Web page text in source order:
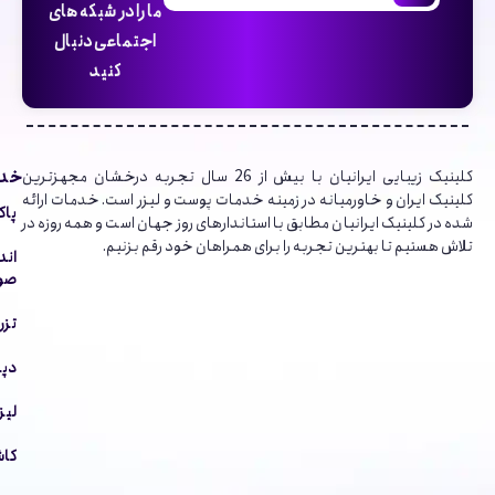
ما را در شبکه های
اجتماعی دنبال
کنید
کلینیک‌ زیبایی ایرانیان با بیش از 26 سال تجربه درخشان مجهزترین
کلینیک ایران و خاورمیانه در زمینه خدمات پوست و لیزر است. خدمات ارائه
شده در کلینیک ایرانیان مطابق با استاندارهای روز جهان است و همه روزه در
تلاش هستیم تا بهترین تجربه را برای همراهان خود رقم بزنیم.